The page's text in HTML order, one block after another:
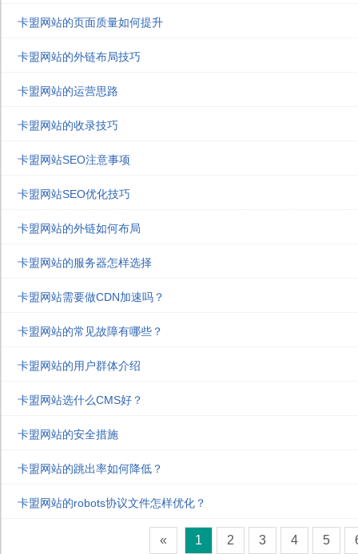
卡盟网站的页面质量如何提升
卡盟网站的外链布局技巧
卡盟网站的运营思路
卡盟网站的收录技巧
卡盟网站SEO注意事项
卡盟网站SEO优化技巧
卡盟网站的外链如何布局
卡盟网站的服务器怎样选择
卡盟网站需要做CDN加速吗？
卡盟网站的常见故障有哪些？
卡盟网站的用户群体介绍
卡盟网站选什么CMS好？
卡盟网站的安全措施
卡盟网站的跳出率如何降低？
卡盟网站的robots协议文件怎样优化？
« 1 2 3 4 5